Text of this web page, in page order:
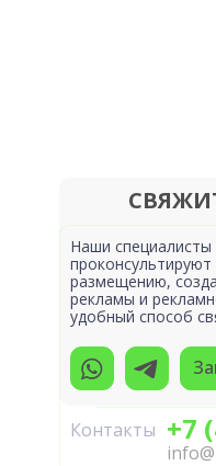
Контакты
Наши
размещению,
рекламы и
удобный способ
+7